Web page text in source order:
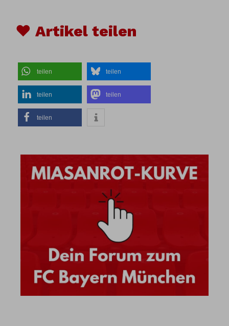
♥ Artikel teilen
teilen teilen
teilen teilen
teilen